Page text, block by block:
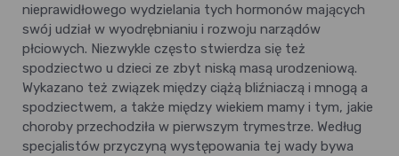
nieprawidłowego wydzielania tych hormonów mających
swój udział w wyodrębnianiu i rozwoju narządów
płciowych. Niezwykle często stwierdza się też
spodziectwo u dzieci ze zbyt niską masą urodzeniową.
Wykazano też związek między ciążą bliźniaczą i mnogą a
spodziectwem, a także między wiekiem mamy i tym, jakie
choroby przechodziła w pierwszym trymestrze. Według
specjalistów przyczyną występowania tej wady bywa